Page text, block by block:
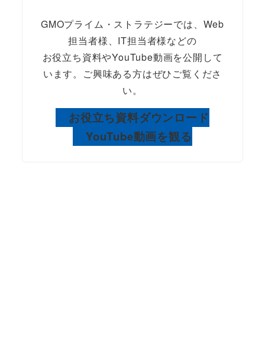
GMOプライム・ストラテジーでは、Web
担当者様、IT担当者様などの
お役立ち資料やYouTube動画を公開して
います。ご興味ある方はぜひご覧くださ
い。
お役立ち資料ダウンロード
YouTube動画を観る